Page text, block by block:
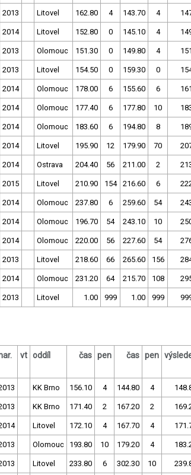
2013 Litovel 162.80 4 143.70 4
2014 Litovel 152.80 0 145.10 4
2013 Olomouc 151.30 0 149.80 4
2013 Litovel 154.50 0 159.30 0
2014 Olomouc 178.00 6 155.60 6
2014 Olomouc 177.40 6 177.80 10
2014 Olomouc 183.60 6 194.80 8
2014 Litovel 195.90 12 179.90 70
2014 Ostrava 204.40 56 211.00 2
2015 Litovel 210.90 154 216.60 6
2014 Olomouc 237.80 6 259.60 54
2014 Olomouc 196.70 54 243.10 10
2014 Olomouc 220.00 56 227.60 54
2013 Litovel 218.60 66 265.60 156
2014 Olomouc 231.20 64 215.70 108
2013 Litovel 1.00 999 1.00 999
vt oddíl čas pen čas pen
KK Brno 156.10 4 144.80 4
KK Brno 171.40 2 167.20 2
Litovel 172.10 4 167.70 4
Olomouc 193.80 10 179.20 4
Litovel 233.80 6 302.30 10